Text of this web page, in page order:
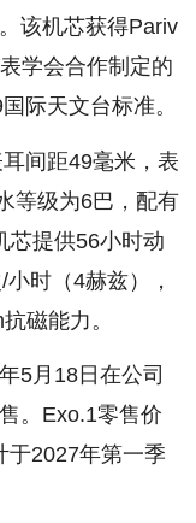
该机芯获得Pariv
学会合作制定的
际天文台标准。
间距49毫米，表
等级为6巴，配有
芯提供56小时动
时（4赫兹），
磁能力。
5月18日在公司
。Exo.1零售价
于2027年第一季